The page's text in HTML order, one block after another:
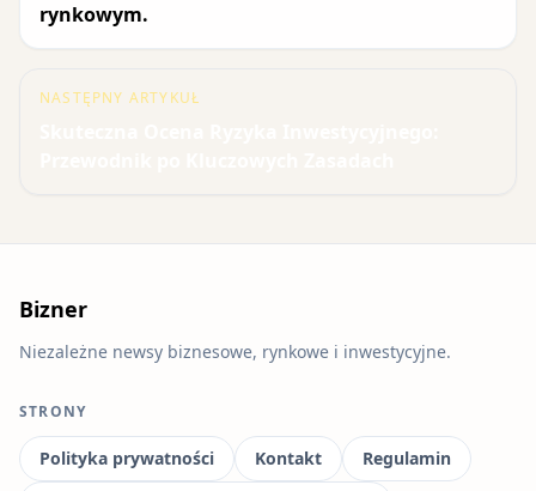
rynkowym.
NASTĘPNY ARTYKUŁ
Bizner
Niezależne newsy biznesowe, rynkowe i inwestycyjne.
STRONY
Polityka prywatności Kontakt Regulamin